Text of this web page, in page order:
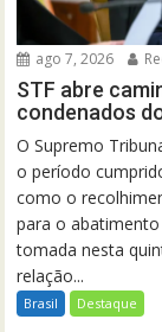
ago 7, 2026
STF abre
condenados
O Supremo
o período
como o
para o
tomada nesta
relação...
Brasil Destaque